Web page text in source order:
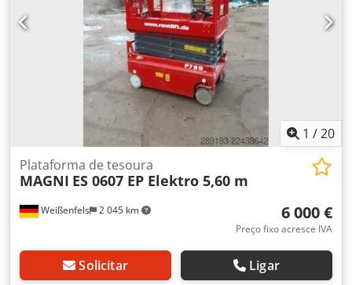
1 /20
Weißenfels 2 045 km
Plataforma de tesoura
MAGNI ES 0607 EP Elektro 5,60 m
6 000 €
Preço fixo acresce IVA
Solicitar Ligar